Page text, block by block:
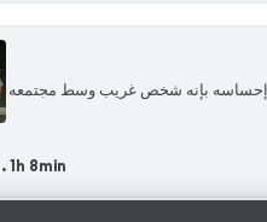
إحساسه بإنه شخص غريب وسط مجتمعه
.1h 8min